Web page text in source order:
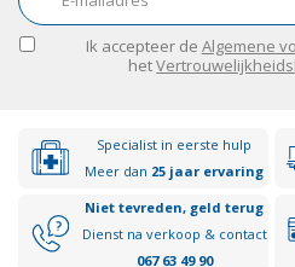
Ik accepteer de Algemene
het
Specialist in eerste hulp
Meer dan 25 jaar ervaring
Niet tevreden, geld terug
Dienst na verkoop & contact
067 63 49 90